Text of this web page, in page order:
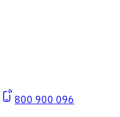
800 900 096